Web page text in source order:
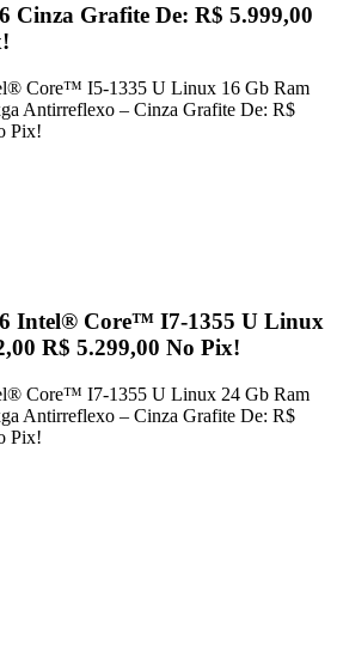
Cinza Grafite De: R$ 5.999,00
Core™ I5-1335 U Linux 16 Gb Ram
Antirreflexo – Cinza Grafite De: R$
Pix!
Intel® Core™ I7-1355 U Linux
R$ 5.299,00 No Pix!
Core™ I7-1355 U Linux 24 Gb Ram
Antirreflexo – Cinza Grafite De: R$
Pix!